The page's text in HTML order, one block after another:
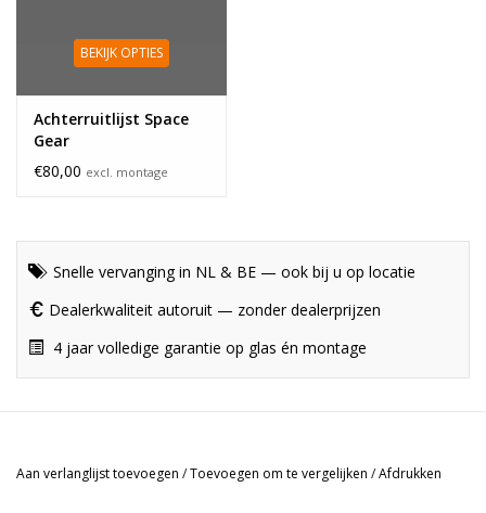
BEKIJK OPTIES
Achterruitlijst Space
Gear
€80,00 excl. montage
Snelle vervanging in NL & BE — ook bij u op locatie
Dealerkwaliteit autoruit — zonder dealerprijzen
4 jaar volledige garantie op glas én montage
Aan verlanglijst toevoegen /Toevoegen om te vergelijken /Afdrukken